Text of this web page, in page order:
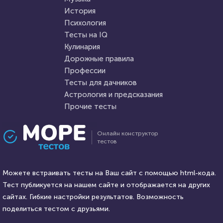
Пройти тест
23 ноября 2021 3743
Прочие тесты
развлекательной индустрии
90-х годов
balynskiy HTML - код
11 ноября 2021
Проходили 157 раз
Стинг - человек-легенда,
любимец всех возрастов и
всех континентов
Онлайн конструктор
тестов
Можете встраивать тесты на Ваш сайт с помощью html-кода.
Тест публикуется на нашем сайте и отображается на других
сайтах. Гибкие настройки результатов. Возможность
поделиться тестом с друзьями.
История
Психология
Тесты на IQ
Кулинария
Дорожные правила
Профессии
Тесты для дачников
Астрология и предсказания
Прочие тесты